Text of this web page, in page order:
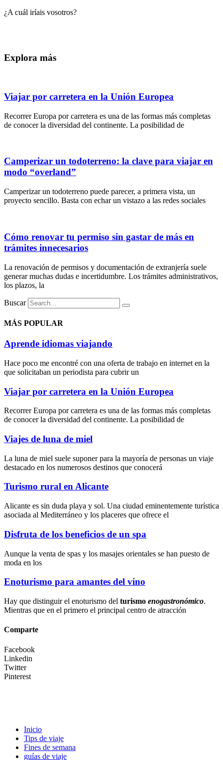
¿A cuál iríais vosotros?
Explora más
Viajar por carretera en la Unión Europea
Recorrer Europa por carretera es una de las formas más completas
de conocer la diversidad del continente. La posibilidad de
Camperizar un todoterreno: la clave para viajar en
modo “overland”
Camperizar un todoterreno puede parecer, a primera vista, un
proyecto sencillo. Basta con echar un vistazo a las redes sociales
Cómo renovar tu permiso sin gastar de más en
trámites innecesarios
La renovación de permisos y documentación de extranjería suele
generar muchas dudas e incertidumbre. Los trámites administrativos,
los plazos, la
Buscar
MÁS POPULAR
Aprende idiomas viajando
Hace poco me encontré con una oferta de trabajo en internet en la
que solicitaban un periodista para cubrir un
Viajar por carretera en la Unión Europea
Recorrer Europa por carretera es una de las formas más completas
de conocer la diversidad del continente. La posibilidad de
Viajes de luna de miel
La luna de miel suele suponer para la mayoría de personas un viaje
destacado en los numerosos destinos que conocerá
Turismo rural en Alicante
Alicante es sin duda playa y sol. Una ciudad eminentemente turística
asociada al Mediterráneo y los placeres que ofrece el
Disfruta de los beneficios de un spa
Aunque la venta de spas y los masajes orientales se han puesto de
moda en los
Enoturismo para amantes del vino
Hay que distinguir el enoturismo del turismo enogastronómico.
Mientras que en el primero el principal centro de atracción
Comparte
Facebook
Linkedin
Twitter
Pinterest
Inicio
Tips de viaje
Fines de semana
guías de viaje